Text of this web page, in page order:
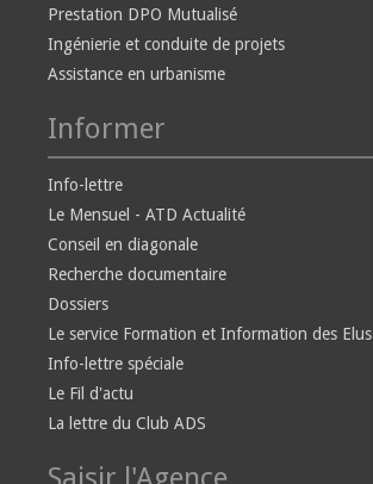
Prestation DPO Mutualisé
Ingénierie et conduite de projets
Assistance en urbanisme
Informer
Info-lettre
Le Mensuel - ATD Actualité
Conseil en diagonale
Recherche documentaire
Dossiers
Le service Formation et Information des Elus
Info-lettre spéciale
Le Fil d'actu
La lettre du Club ADS